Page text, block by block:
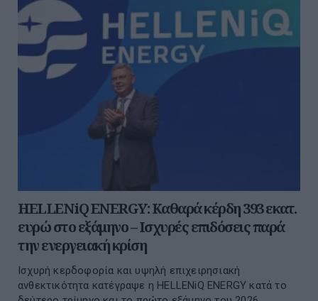
HELLENiQ ENERGY: Καθαρά κέρδη 393 εκατ.
ευρώ στο εξάμηνο – Ισχυρές επιδόσεις παρά
την ενεργειακή κρίση
Ισχυρή κερδοφορία και υψηλή επιχειρησιακή
ανθεκτικότητα κατέγραψε η HELLENiQ ENERGY κατά το